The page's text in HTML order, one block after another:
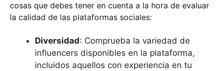
cosas que debes tener en cuenta a la hora de evaluar
la calidad de las plataformas sociales:
Diversidad: Comprueba la variedad de
influencers disponibles en la plataforma,
incluidos aquellos con experiencia en tu